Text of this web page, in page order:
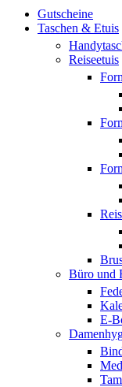
Gutscheine
Taschen & Etuis
Reiseetuis
Büro und
E-